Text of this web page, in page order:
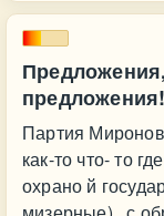
Партия
как-то что- то
охрано й